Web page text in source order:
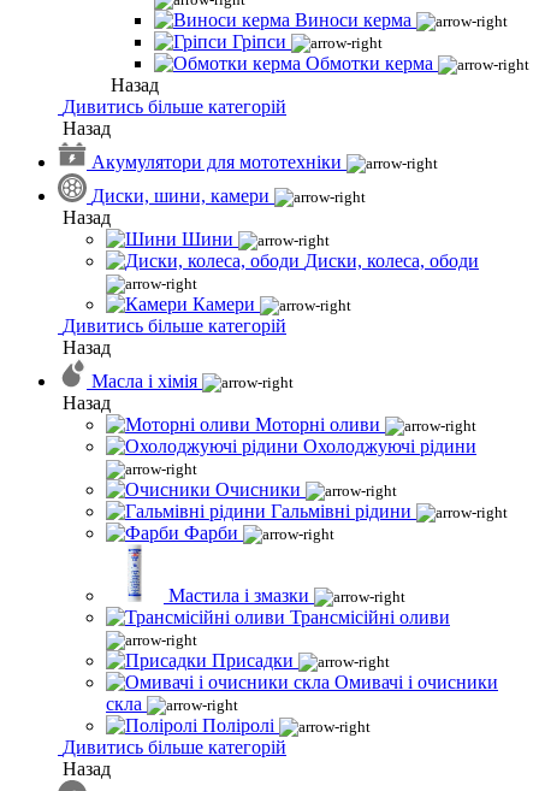
Виноси керма
Гріпси
Обмотки керма
Назад
Дивитись більше категорій
Назад
Акумулятори для мототехніки
Диски, шини, камери
Назад
Шини
Диски, колеса, ободи
Камери
Дивитись більше категорій
Назад
Масла і хімія
Назад
Моторні оливи
Охолоджуючі рідини
Очисники
Гальмівні рідини
Фарби
Мастила і змазки
Трансмісійні оливи
Присадки
Омивачі і очисники
скла
Поліролі
Дивитись більше категорій
Назад